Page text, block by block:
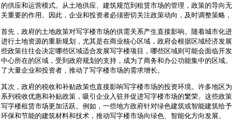
的供应和运营模式。从土地供应、建筑规范到租赁市场的管理，政策的导向
关重要的作用。因此，企业和投资者必须密切关注政策动向，及时调整策略
首先，政府的土地政策对写字楼市场的供需关系产生直接影响。随着城市化
进行土地资源的重新规划，尤其是在商业核心区域，政府会根据区域经济发
些政策往往会决定哪些区域适合发展写字楼项目，哪些区域则可能会面临开
中心所在的区域，受到政府规划的支持，成为了商务和办公功能集中的区域
了大量企业和投资者，推动了写字楼市场的需求增长。
其次，政府的税收和补贴政策也直接影响写字楼市场的投资环境。许多地区
系列税收优惠和补贴政策，吸引企业入驻并促进写字楼市场的繁荣。这些政
写字楼租赁市场更加活跃。例如，一些地方政府针对绿色建筑或智能建筑给
环保和节能的建筑材料和技术，推动写字楼市场向绿色、智能化方向发展。